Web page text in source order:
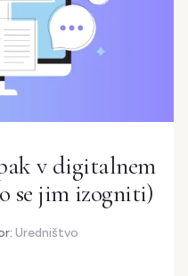
v digitalnem
se jim izogniti)
Uredništvo